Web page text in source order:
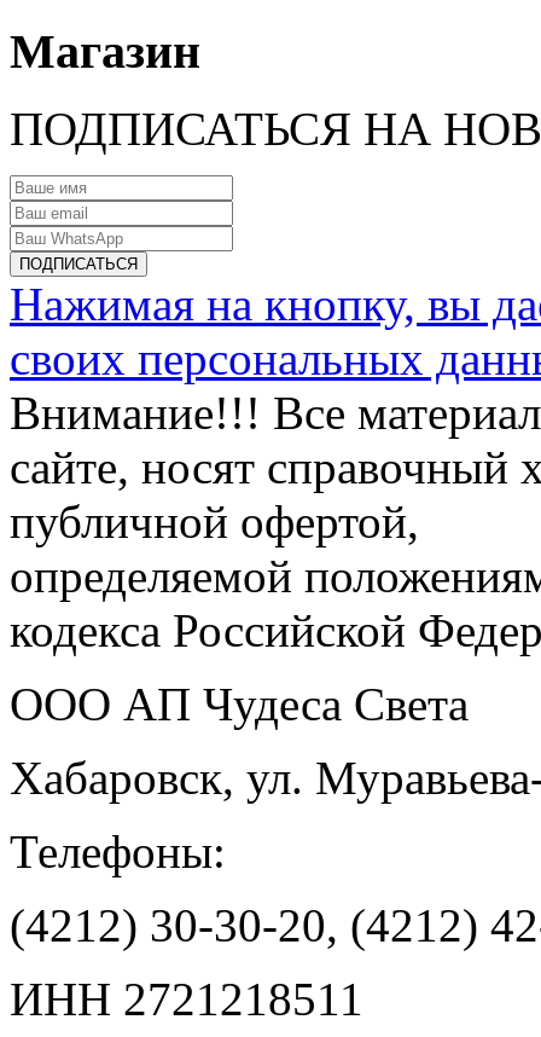
Магазин
ПОДПИСАТЬСЯ НА
Нажимая на кнопку, вы
своих персональных
Внимание!!! Все
сайте, носят справочный
публичной офертой,
определяемой
кодекса Российской
ООО АП Чудеса Света
Хабаровск, ул.
Телефоны:
(4212) 30-30-20, (4212)
ИНН 2721218511